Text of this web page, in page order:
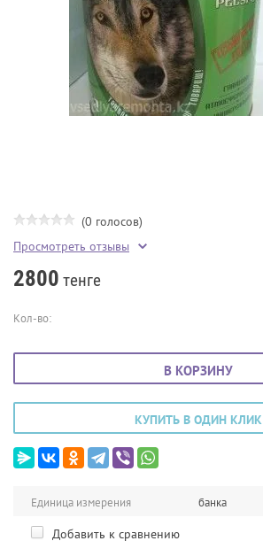
(0 голосов)
Просмотреть отзывы
2800 тенге
Кол-во:
В КОРЗИНУ
КУПИТЬ В ОДИН КЛИК
Единица измерения банка
Добавить к сравнению